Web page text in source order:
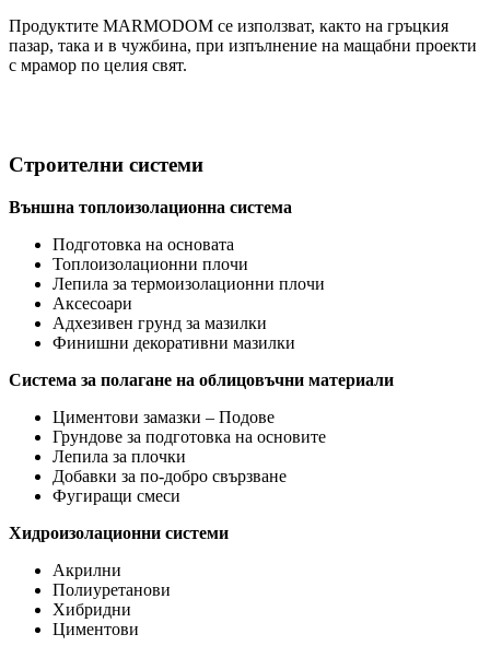
Продуктите MARMODOM се използват, както на гръцкия
пазар, така и в чужбина, при изпълнение на мащабни проекти
с мрамор по целия свят.
Строителни системи
Външна топлоизолационна система
Подготовка на основата
Топлоизолационни плочи
Лепила за термоизолационни плочи
Аксесоари
Адхезивен грунд за мазилки
Финишни декоративни мазилки
Система за полагане на облицовъчни материали
Циментови замазки – Подове
Грундове за подготовка на основите
Лепила за плочки
Добавки за по-добро свързване
Фугиращи смеси
Хидроизолационни системи
Акрилни
Полиуретанови
Хибридни
Циментови